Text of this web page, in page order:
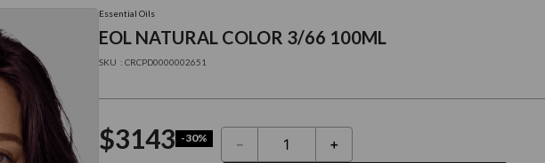
Essential Oils
EOL NATURAL COLOR 3/66 100ML
: CRCPD0000002651
$3143 -30% ＋
－